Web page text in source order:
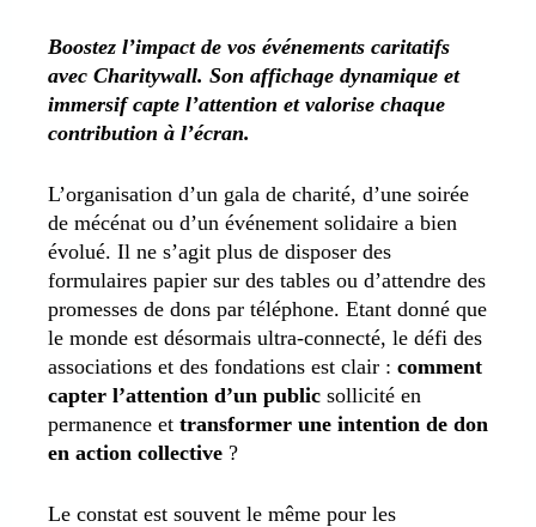
Boostez l’impact de vos événements caritatifs
avec Charitywall. Son affichage dynamique et
immersif capte l’attention et valorise chaque
contribution à l’écran.
L’organisation d’un gala de charité, d’une soirée
de mécénat ou d’un événement solidaire a bien
évolué. Il ne s’agit plus de disposer des
formulaires papier sur des tables ou d’attendre des
promesses de dons par téléphone. Etant donné que
le monde est désormais ultra-connecté, le défi des
associations et des fondations est clair : comment
capter l’attention d’un public sollicité en
permanence et transformer une intention de don
en action collective ?
Le constat est souvent le même pour les